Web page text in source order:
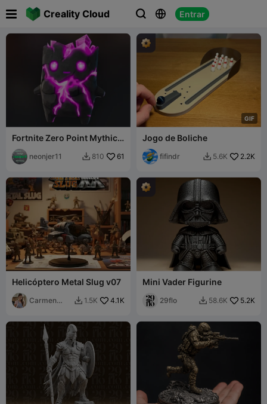
Creality Cloud   Entrar
 
Fortnite Zero Point Mythic
Sprite (15)
neonjer11  810 61
GIF
Jogo de Boliche
fifindr  5.6K 2.2K
Helicóptero Metal Slug v07
Carmen
 1.5K 4.1K
Mini Vader Figurine
29flo  58.6K 5.2K